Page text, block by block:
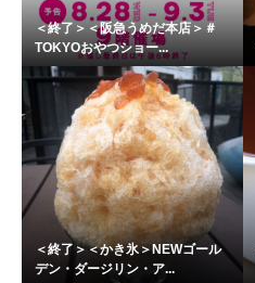
＜終了＞＜阪急うめだ本店＞＃
TOKYOおやつショー...
＜終了＞＜かき氷＞NEWゴール
デン・ダージリン・ア...